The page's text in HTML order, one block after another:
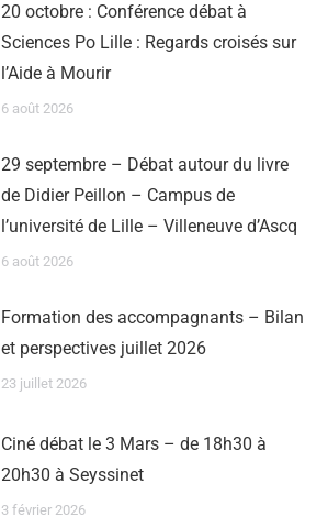
20 octobre : Conférence débat à
Sciences Po Lille : Regards croisés sur
l’Aide à Mourir
6 août 2026
29 septembre – Débat autour du livre
de Didier Peillon – Campus de
l’université de Lille – Villeneuve d’Ascq
6 août 2026
Formation des accompagnants – Bilan
et perspectives juillet 2026
23 juillet 2026
Ciné débat le 3 Mars – de 18h30 à
20h30 à Seyssinet
3 février 2026